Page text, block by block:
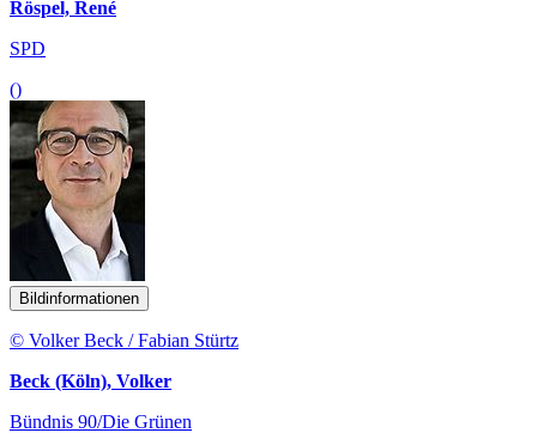
Röspel, René
SPD
()
Bildinformationen
© Volker Beck / Fabian Stürtz
Beck (Köln), Volker
Bündnis 90/Die Grünen